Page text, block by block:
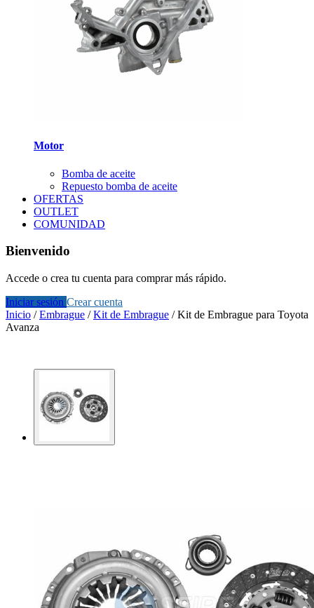
Motor
Bomba de aceite
Repuesto bomba de aceite
OFERTAS
OUTLET
COMUNIDAD
Bienvenido
Accede o crea tu cuenta para comprar más rápido.
Iniciar sesión Crear cuenta
Inicio /Embrague /Kit de Embrague /Kit de Embrague para Toyota
Avanza